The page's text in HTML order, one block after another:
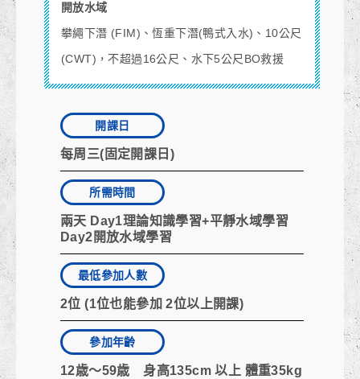
開放水域
攀繩下潛 (FIM)、恆重下潛(鴨式入水)、 10公尺
(CWT)，不超過16公尺、 水下5公尺BO救援
開課日
每周三(固定開課日)
所需時間
兩天 Day1理論知識學習+平靜水域學習
Day2 開放水域學習
最低參加人數
2位 (1位也能參加 2位以上開課)
參加年齡
12歳～59歳 身高135cm 以上 體重35kg